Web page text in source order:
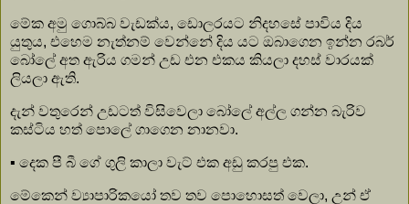
මේක අමු ගොබ්බ වැඩක්ය, ඩොලරයට නිදහසේ පාවිය දිය
යුතුය, එහෙම නැත්නම් වෙන්නේ දිය යට ඔබාගෙන ඉන්න රබර්
බෝලේ අත ඇරිය ගමන් උඩ එන එකය කියලා දහස් වාරයක්
ලියලා ඇති.
දැන් වතුරෙන් උඩටත් විසිවෙලා බෝලේ අල්ල ගන්න බැරිව
කස්ටිය හත් පොලේ ගාගෙන නානවා.
▪️ දෙක පී බී ගේ ගුලි කාලා වැට් එක අඩු කරපු එක.
මේකෙන් ව්‍යාපාරිකයෝ තව තව පොහොසත් වෙලා, උන් ඒ